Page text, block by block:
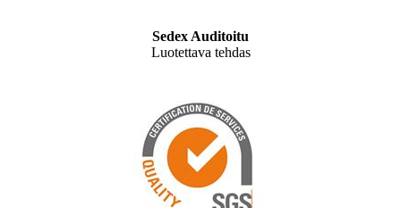
Sedex Auditoitu
Luotettava tehdas